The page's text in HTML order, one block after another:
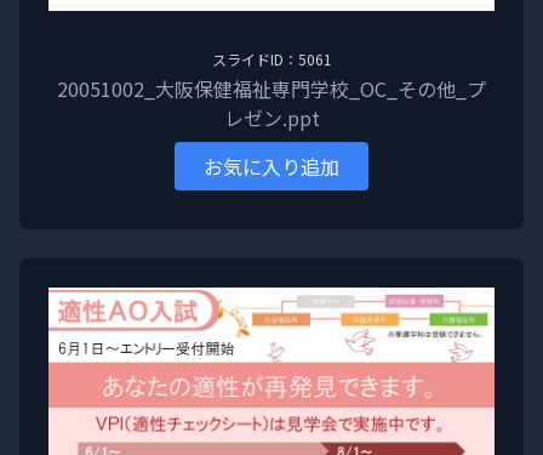
スライドID：5061
20051002_大阪保健福祉専門学校_OC_その他_プ
レゼン.ppt
お気に入り追加